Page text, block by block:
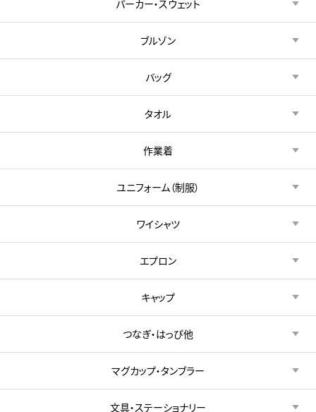
パーカー・スウェット
ブルゾン
バッグ
タオル
作業着
ユニフォーム（制服）
ワイシャツ
エプロン
キャップ
つなぎ・はっぴ他
マグカップ・タンブラー
文具・ステーショナリー